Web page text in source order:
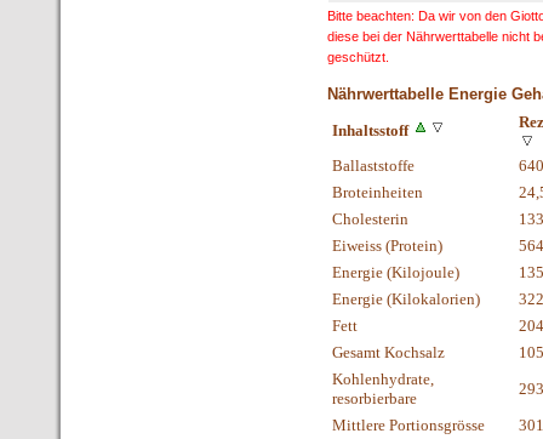
Bitte beachten: Da wir von den
diese bei der Nährwerttabelle nicht
geschützt.
Nährwerttabelle Energie
Inhaltsstoff
Ballaststoffe
Broteinheiten
Cholesterin
Eiweiss (Protein)
Energie (Kilojoule)
Energie (Kilokalorien)
Fett
Gesamt Kochsalz
Kohlenhydrate,
resorbierbare
Mittlere Portionsgrösse
301